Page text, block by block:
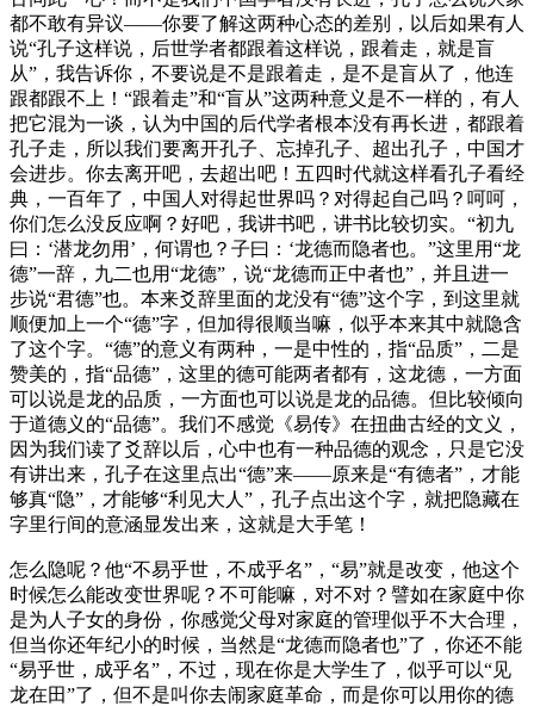
都不敢有异议——你要了解这两种心态的差别，以后如果有人
说“孔子这样说，后世学者都跟着这样说，跟着走，就是盲
从”，我告诉你，不要说是不是跟着走，是不是盲从了，他连
跟都跟不上！“跟着走”和“盲从”这两种意义是不一样的，有人
把它混为一谈，认为中国的后代学者根本没有再长进，都跟着
孔子走，所以我们要离开孔子、忘掉孔子、超出孔子，中国才
会进步。你去离开吧，去超出吧！五四时代就这样看孔子看经
典，一百年了，中国人对得起世界吗？对得起自己吗？呵呵，
你们怎么没反应啊？好吧，我讲书吧，讲书比较切实。“初九
曰：‘潜龙勿用’，何谓也？子曰：‘龙德而隐者也。”这里用“龙
德”一辞，九二也用“龙德”，说“龙德而正中者也”，并且进一
步说“君德”也。本来爻辞里面的龙没有“德”这个字，到这里就
顺便加上一个“德”字，但加得很顺当嘛，似乎本来其中就隐含
了这个字。“德”的意义有两种，一是中性的，指“品质”，二是
赞美的，指“品德”，这里的德可能两者都有，这龙德，一方面
可以说是龙的品质，一方面也可以说是龙的品德。但比较倾向
于道德义的“品德”。我们不感觉《易传》在扭曲古经的文义，
因为我们读了爻辞以后，心中也有一种品德的观念，只是它没
有讲出来，孔子在这里点出“德”来——原来是“有德者”，才能
够真“隐”，才能够“利见大人”，孔子点出这个字，就把隐藏在
字里行间的意涵显发出来，这就是大手笔！
怎么隐呢？他“不易乎世，不成乎名”，“易”就是改变，他这个
时候怎么能改变世界呢？不可能嘛，对不对？譬如在家庭中你
是为人子女的身份，你感觉父母对家庭的管理似乎不大合理，
但当你还年纪小的时候，当然是“龙德而隐者也”了，你还不能
“易乎世，成乎名”，不过，现在你是大学生了，似乎可以“见
龙在田”了，但不是叫你去闹家庭革命，而是你可以用你的德